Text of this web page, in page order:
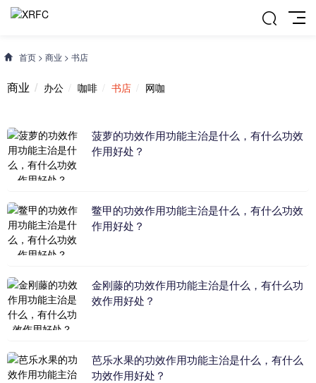
首页 > 商业 > 书店
商业 办公 咖啡 书店 网咖
菠萝的功效作用功能主治是什么，有什么功效
作用好处？
鳖甲的功效作用功能主治是什么，有什么功效
作用好处？
金刚藤的功效作用功能主治是什么，有什么功
效作用好处？
芭乐水果的功效作用功能主治是什么，有什么
功效作用好处？